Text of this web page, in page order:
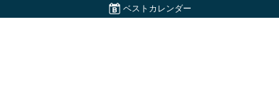
ベストカレンダー